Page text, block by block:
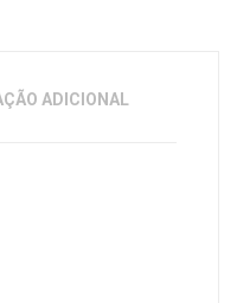
ADICIONAL